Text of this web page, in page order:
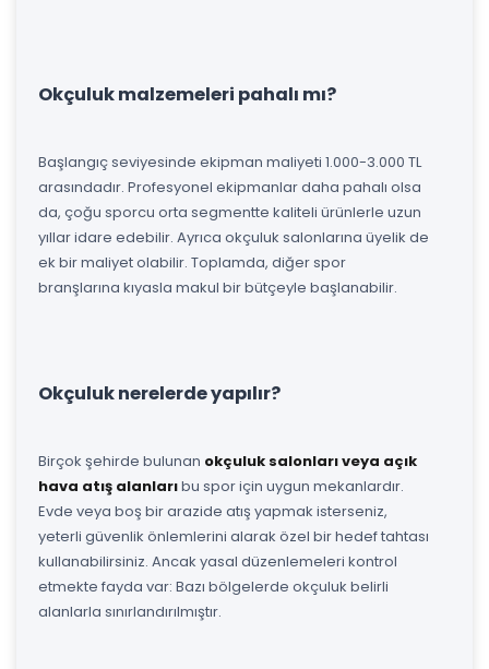
Okçuluk malzemeleri pahalı mı?
Başlangıç seviyesinde ekipman maliyeti 1.000-3.000 TL
arasındadır. Profesyonel ekipmanlar daha pahalı olsa
da, çoğu sporcu orta segmentte kaliteli ürünlerle uzun
yıllar idare edebilir. Ayrıca okçuluk salonlarına üyelik de
ek bir maliyet olabilir. Toplamda, diğer spor
branşlarına kıyasla makul bir bütçeyle başlanabilir.
Okçuluk nerelerde yapılır?
Birçok şehirde bulunan okçuluk salonları veya açık
hava atış alanlarıbu spor için uygun mekanlardır.
Evde veya boş bir arazide atış yapmak isterseniz,
yeterli güvenlik önlemlerini alarak özel bir hedef tahtası
kullanabilirsiniz. Ancak yasal düzenlemeleri kontrol
etmekte fayda var: Bazı bölgelerde okçuluk belirli
alanlarla sınırlandırılmıştır.